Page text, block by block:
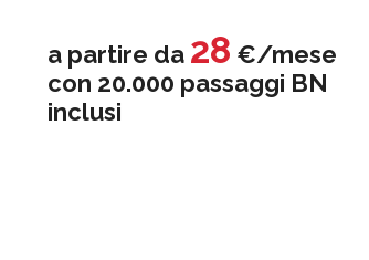
a partire da 28 €/mese
con 20.000 passaggi BN
inclusi